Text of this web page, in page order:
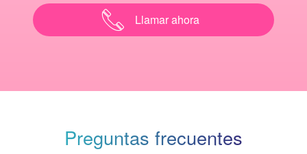
Llamar ahora
Preguntas frecuentes